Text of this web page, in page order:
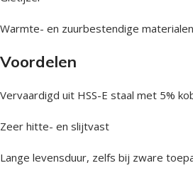
Warmte- en zuurbestendige materialen
Voordelen
Vervaardigd uit HSS-E staal met 5%
Zeer hitte- en slijtvast
Lange levensduur, zelfs bij zware